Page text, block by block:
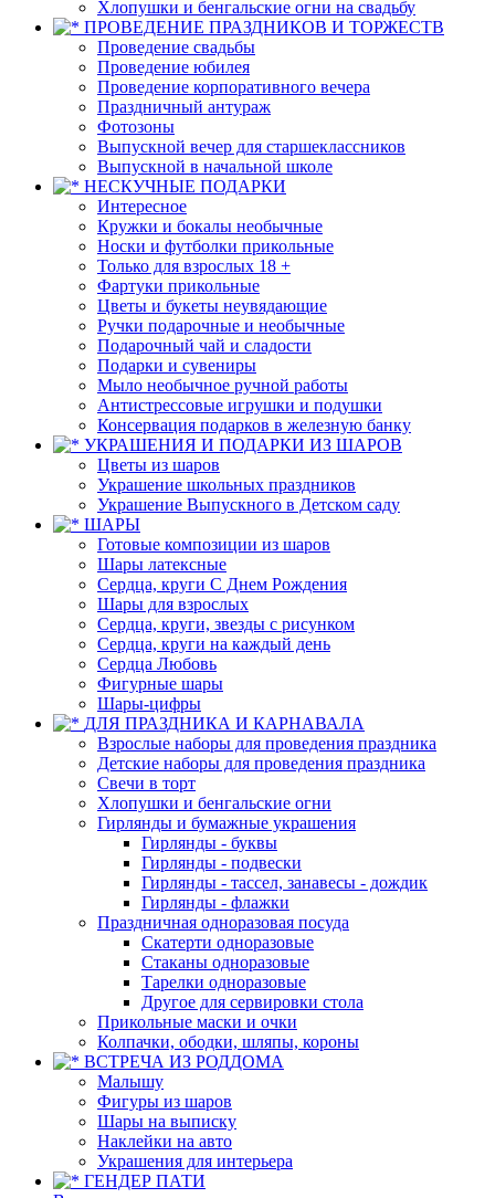
Хлопушки и бенгальские огни на свадьбу
ПРОВЕДЕНИЕ ПРАЗДНИКОВ И ТОРЖЕСТВ
Проведение свадьбы
Проведение юбилея
Проведение корпоративного вечера
Праздничный антураж
Фотозоны
Выпускной вечер для старшеклассников
Выпускной в начальной школе
НЕСКУЧНЫЕ ПОДАРКИ
Интересное
Кружки и бокалы необычные
Носки и футболки прикольные
Только для взрослых 18 +
Фартуки прикольные
Цветы и букеты неувядающие
Ручки подарочные и необычные
Подарочный чай и сладости
Подарки и сувениры
Мыло необычное ручной работы
Антистрессовые игрушки и подушки
Консервация подарков в железную банку
УКРАШЕНИЯ И ПОДАРКИ ИЗ ШАРОВ
Цветы из шаров
Украшение школьных праздников
Украшение Выпускного в Детском саду
ШАРЫ
Готовые композиции из шаров
Шары латексные
Сердца, круги С Днем Рождения
Шары для взрослых
Сердца, круги, звезды с рисунком
Сердца, круги на каждый день
Сердца Любовь
Фигурные шары
Шары-цифры
ДЛЯ ПРАЗДНИКА И КАРНАВАЛА
Взрослые наборы для проведения праздника
Детские наборы для проведения праздника
Свечи в торт
Хлопушки и бенгальские огни
Гирлянды и бумажные украшения
Гирлянды - буквы
Гирлянды - подвески
Гирлянды - тассел, занавесы - дождик
Гирлянды - флажки
Праздничная одноразовая посуда
Скатерти одноразовые
Стаканы одноразовые
Тарелки одноразовые
Другое для сервировки стола
Прикольные маски и очки
Колпачки, ободки, шляпы, короны
ВСТРЕЧА ИЗ РОДДОМА
Малышу
Фигуры из шаров
Шары на выписку
Наклейки на авто
Украшения для интерьера
ГЕНДЕР ПАТИ